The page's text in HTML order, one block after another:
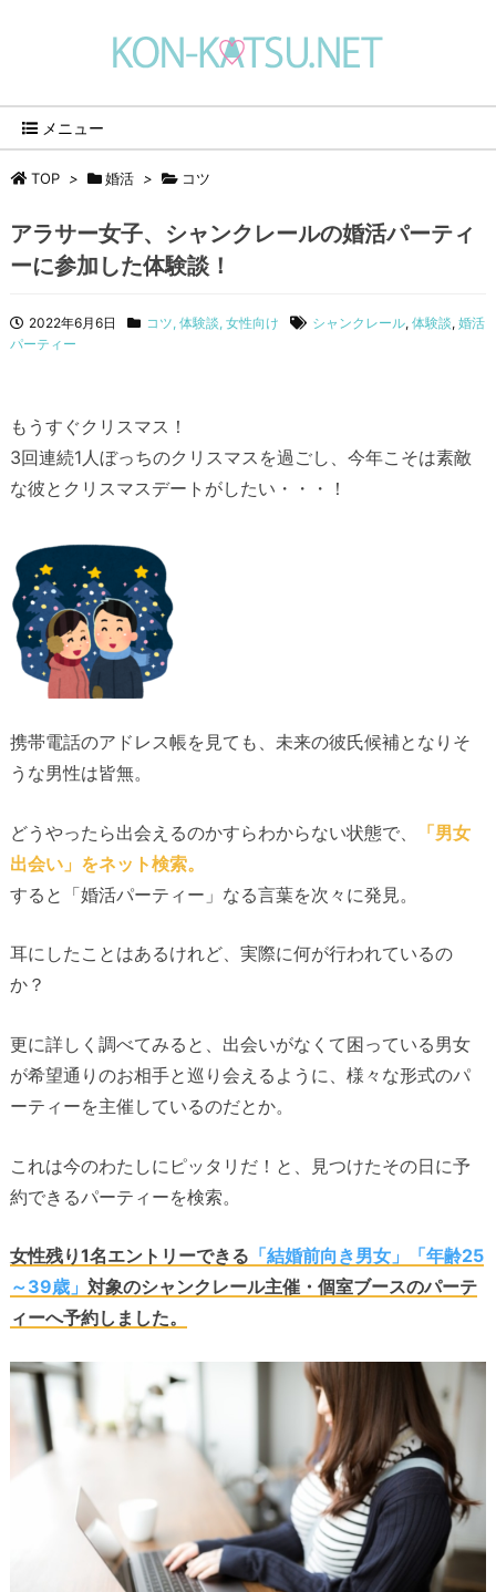
メニュー
TOP > 婚活 > コツ
アラサー女子、シャンクレールの婚活パーティ
ーに参加した体験談！
2022年6月6日 コツ, 体験談, 女性向け シャンクレール, 体験談, 婚活
パーティー
もうすぐクリスマス！
3回連続1人ぼっちのクリスマスを過ごし、今年こそは素敵
な彼とクリスマスデートがしたい・・・！
携帯電話のアドレス帳を見ても、未来の彼氏候補となりそ
うな男性は皆無。
どうやったら出会えるのかすらわからない状態で、
「男女
出会い」をネット検索。
すると「婚活パーティー」なる言葉を次々に発見。
耳にしたことはあるけれど、実際に何が行われているの
か？
更に詳しく調べてみると、出会いがなくて困っている男女
が希望通りのお相手と巡り会えるように、様々な形式のパ
ーティーを主催しているのだとか。
これは今のわたしにピッタリだ！と、見つけたその日に予
約できるパーティーを検索。
女性残り1名エントリーできる 「結婚前向き男女」「年齢25
～39歳」 対象のシャンクレール主催・個室ブースのパーテ
ィーへ予約しました。